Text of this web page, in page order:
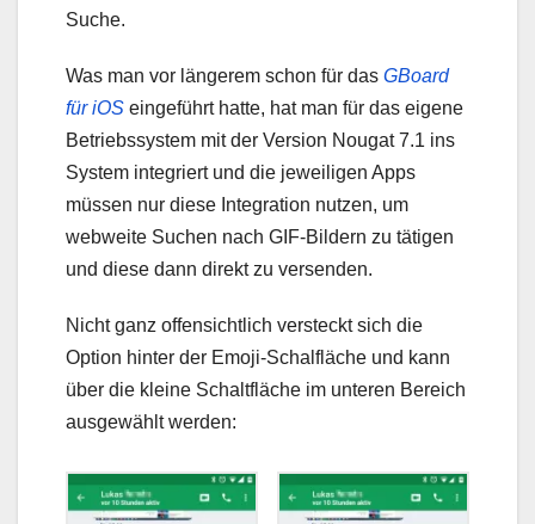
Suche.
Was man vor längerem schon für das GBoard
für iOS eingeführt hatte, hat man für das eigene
Betriebssystem mit der Version Nougat 7.1 ins
System integriert und die jeweiligen Apps
müssen nur diese Integration nutzen, um
webweite Suchen nach GIF-Bildern zu tätigen
und diese dann direkt zu versenden.
Nicht ganz offensichtlich versteckt sich die
Option hinter der Emoji-Schalfläche und kann
über die kleine Schaltfläche im unteren Bereich
ausgewählt werden: